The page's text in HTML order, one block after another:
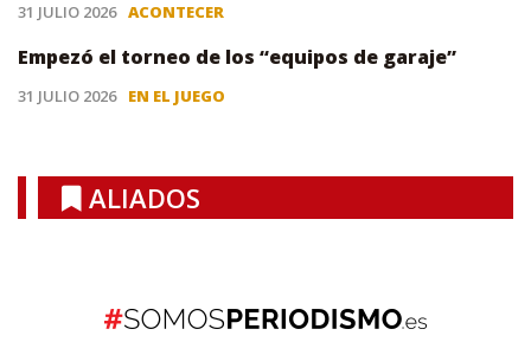
31 JULIO 2026 ACONTECER
Empezó el torneo de los “equipos de garaje”
31 JULIO 2026 EN EL JUEGO
ALIADOS